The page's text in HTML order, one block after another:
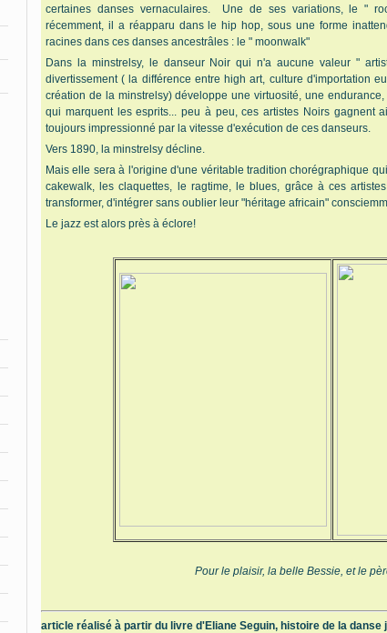
certaines danses vernaculaires. Une de ses variations, le "
récemment, il a réapparu dans le hip hop, sous une forme
racines dans ces danses ancestrâles : le " moonwalk"
Dans la minstrelsy, le danseur Noir qui n'a aucune valeur "
divertissement ( la différence entre high art, culture d'importation
création de la minstrelsy) développe une virtuosité, une
qui marquent les esprits... peu à peu, ces artistes Noirs gagnent
toujours impressionné par la vitesse d'exécution de ces danseurs.
Vers 1890, la minstrelsy décline.
Mais elle sera à l'origine d'une véritable tradition chorégraphique
cakewalk, les claquettes, le ragtime, le blues, grâce à ces
transformer, d'intégrer sans oublier leur "héritage africain"
Le jazz est alors près à éclore!
Pour le plaisir, la belle Bessie, et le
article réalisé à partir du livre d'Eliane Seguin, histoire de la danse